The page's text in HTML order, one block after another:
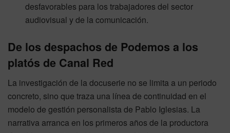
desfavorables para los trabajadores del sector
audiovisual y de la comunicación.
De los despachos de Podemos a los
platós de Canal Red
La investigación de la docuserie no se limita a un periodo
concreto, sino que traza una línea de continuidad en el
modelo de gestión personalista de Pablo Iglesias. La
narrativa arranca en los primeros años de la productora